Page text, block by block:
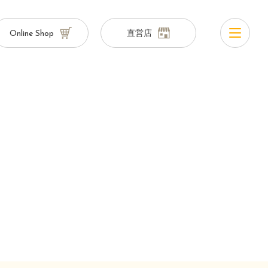
Online Shop 直営店